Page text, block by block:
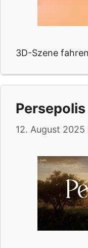
3D-Szene
12. August 2025